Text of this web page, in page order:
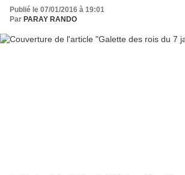
Publié le 07/01/2016 à 19:01
Par PARAY RANDO